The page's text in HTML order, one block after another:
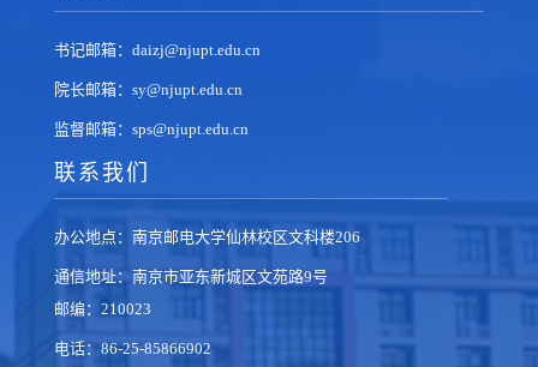
书记邮箱：daizj@njupt.edu.cn
院长邮箱：sy@njupt.edu.cn
监督邮箱：sps@njupt.edu.cn
联系我们
办公地点：南京邮电大学仙林校区文科楼206
通信地址：南京市亚东新城区文苑路9号
邮编：210023
电话：86-25-85866902